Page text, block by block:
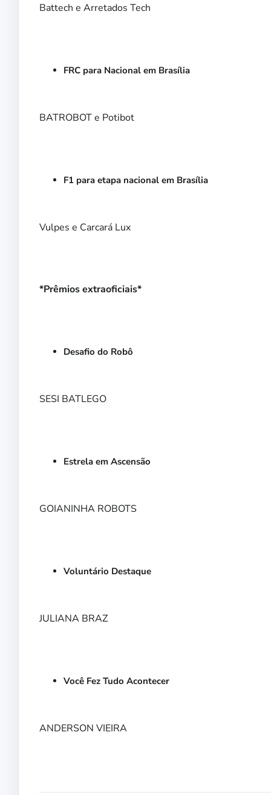
Battech e Arretados Tech
FRC para Nacional em Brasília
BATROBOT e Potibot
F1 para etapa nacional em Brasília
Vulpes e Carcará Lux
*Prêmios extraoficiais*
Desafio do Robô
SESI BATLEGO
Estrela em Ascensão
GOIANINHA ROBOTS
Voluntário Destaque
JULIANA BRAZ
Você Fez Tudo Acontecer
ANDERSON VIEIRA